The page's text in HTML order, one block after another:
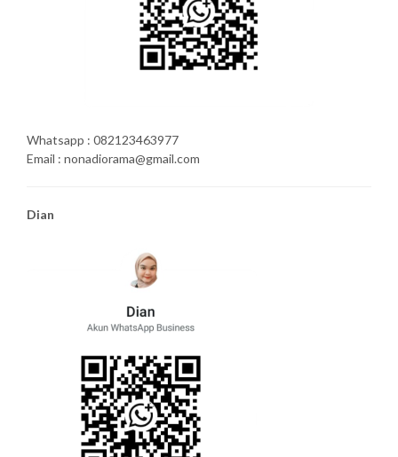
Whatsapp : 082123463977
Email : nonadiorama@gmail.com
Dian